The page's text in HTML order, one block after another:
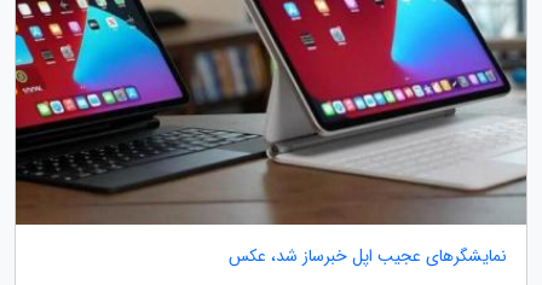
نمایشگرهای عجیب اپل خبرساز شد، عکس